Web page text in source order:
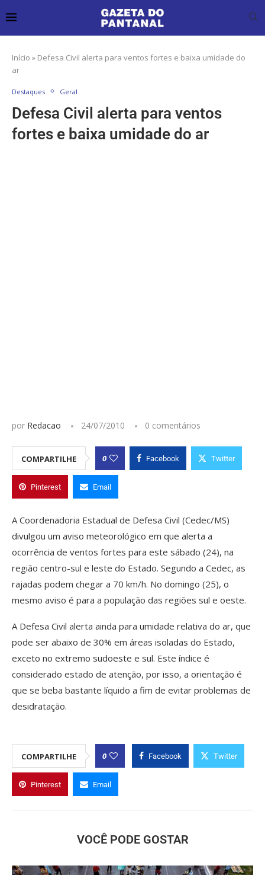
Início » Defesa Civil alerta para ventos fortes e baixa umidade do
ar
Destaques Geral
Defesa Civil alerta para ventos
fortes e baixa umidade do ar
por Redacao 24/07/2010 0 comentários
COMPARTILHE 0 Facebook Twitter
Pinterest Email
A Coordenadoria Estadual de Defesa Civil (Cedec/MS)
divulgou um aviso meteorológico em que alerta a
ocorrência de ventos fortes para este sábado (24), na
região centro-sul e leste do Estado. Segundo a Cedec, as
rajadas podem chegar a 70 km/h. No domingo (25), o
mesmo aviso é para a população das regiões sul e oeste.
A Defesa Civil alerta ainda para umidade relativa do ar, que
pode ser abaixo de 30% em áreas isoladas do Estado,
exceto no extremo sudoeste e sul. Este índice é
considerado estado de atenção, por isso, a orientação é
que se beba bastante líquido a fim de evitar problemas de
desidratação.
COMPARTILHE 0 Facebook Twitter
Pinterest Email
VOCÊ PODE GOSTAR